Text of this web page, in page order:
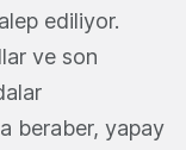
ediliyor.
ve son
beraber, yapay